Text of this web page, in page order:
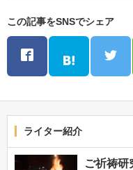
この記事をSNSでシェア
ライター紹介
ご祈祷研